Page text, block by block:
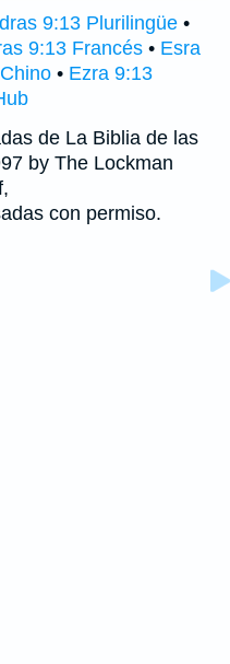
9:13 Plurilingüe •
9:13 Francés • Esra
• Ezra 9:13
de La Biblia de las
by The Lockman
con permiso.